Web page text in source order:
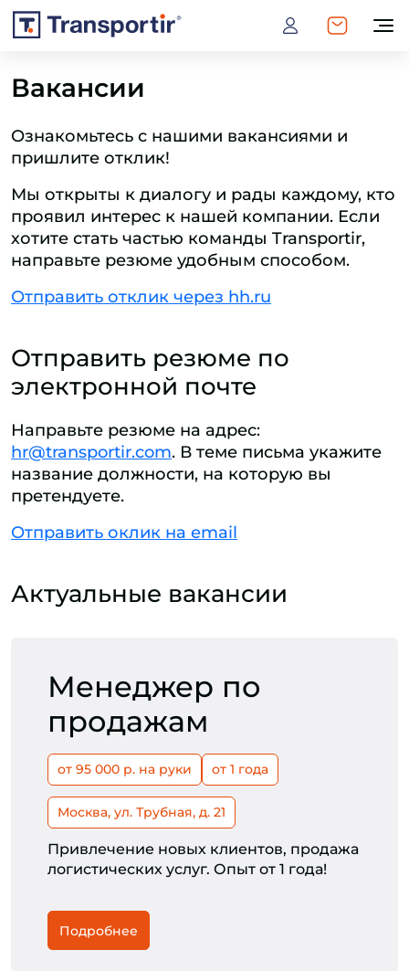
Вакансии
Ознакомьтесь с нашими вакансиями и
пришлите отклик!
Мы открыты к диалогу и рады каждому, кто
проявил интерес к нашей компании. Если
хотите стать частью команды Transportir,
направьте резюме удобным способом.
Отправить отклик через hh.ru
Отправить резюме по
электронной почте
Направьте резюме на адрес:
hr@transportir.com. В теме письма укажите
название должности, на которую вы
претендуете.
Отправить оклик на email
Актуальные вакансии
Менеджер по
продажам
от 95 000 р. на руки от 1 года
Москва, ул. Трубная, д. 21
Привлечение новых клиентов, продажа
логистических услуг. Опыт от 1 года!
Подробнее